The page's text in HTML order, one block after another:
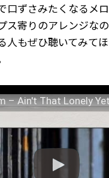
口ずさみたくなるメ
ス寄りのアレンジな
人もぜひ聴いてみて